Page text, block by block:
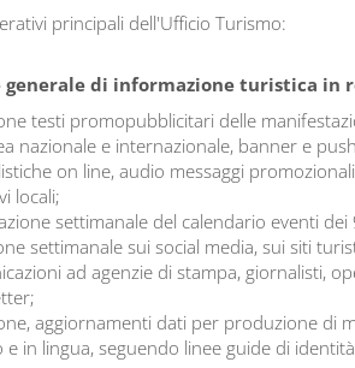
principali dell'Ufficio Turismo:
generale di informazione turistica in
testi promopubblicitari delle
nazionale e internazionale, banner e
on line, audio messaggi
locali;
settimanale del calendario eventi
settimanale sui social media, sui siti
ad agenzie di stampa, giornalisti,
aggiornamenti dati per produzione di
e in lingua, seguendo linee guide di